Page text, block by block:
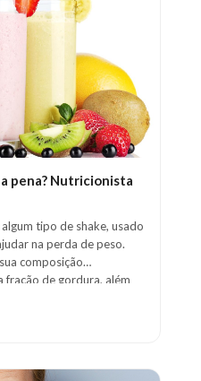
pena? Nutricionista
tipo de shake, usado
na perda de peso.
composição
fração de gordura, além